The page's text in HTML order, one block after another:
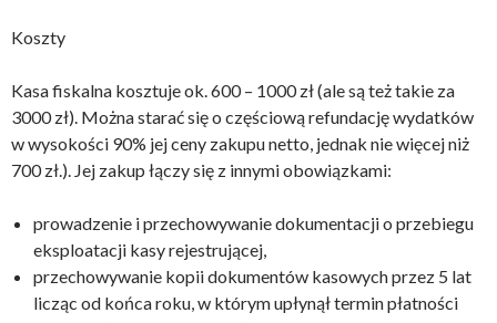
Koszty
Kasa fiskalna kosztuje ok. 600 – 1000 zł (ale są też takie za
3000 zł). Można starać się o częściową refundację wydatków
w wysokości 90% jej ceny zakupu netto, jednak nie więcej niż
700 zł.). Jej zakup łączy się z innymi obowiązkami:
prowadzenie i przechowywanie dokumentacji o przebiegu
eksploatacji kasy rejestrującej,
przechowywanie kopii dokumentów kasowych przez 5 lat
licząc od końca roku, w którym upłynął termin płatności